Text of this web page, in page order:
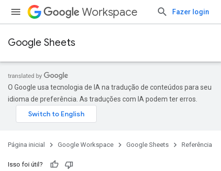
Workspace Fazer login
Google Sheets
O Google usa tecnologia de IA na tradução de conteúdos para seu
idioma de preferência. As traduções com IA podem ter erros.
Página inicial Google Workspace Google Sheets Referência
Isso foi útil?